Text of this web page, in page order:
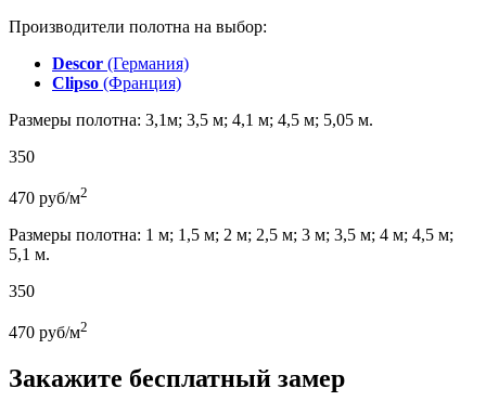
Производители полотна на выбор:
Descor (Германия)
Clipso (Франция)
Размеры полотна: 3,1м; 3,5 м; 4,1 м; 4,5 м; 5,05 м.
350
470 руб/м2
Размеры полотна: 1 м; 1,5 м; 2 м; 2,5 м; 3 м; 3,5 м; 4 м; 4,5 м;
5,1 м.
350
470 руб/м2
Закажите бесплатный замер